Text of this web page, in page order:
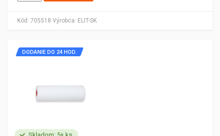
Kód: 705518 Výrobca: ELIT-SK
Skladom: 5+ ks
DODANIE DO 24 HOD.